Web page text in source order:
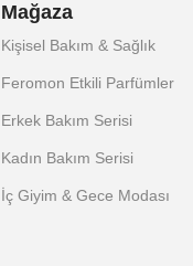
Mağaza
Kişisel Bakım & Sağlık
Feromon Etkili Parfümler
Erkek Bakım Serisi
Kadın Bakım Serisi
İç Giyim & Gece Modası